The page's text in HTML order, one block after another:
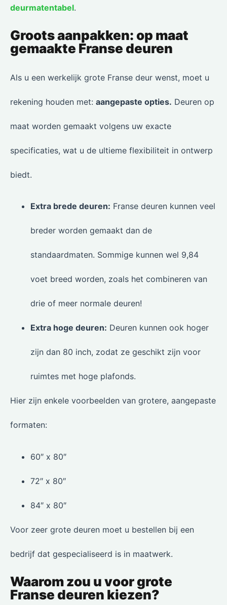
deurmatentabel.
Groots aanpakken: op maat
gemaakte Franse deuren
Als u een werkelijk grote Franse deur wenst, moet u
rekening houden met: aangepaste opties. Deuren op
maat worden gemaakt volgens uw exacte
specificaties, wat u de ultieme flexibiliteit in ontwerp
biedt.
Extra brede deuren: Franse deuren kunnen veel
breder worden gemaakt dan de
standaardmaten. Sommige kunnen wel 9,84
voet breed worden, zoals het combineren van
drie of meer normale deuren!
Extra hoge deuren: Deuren kunnen ook hoger
zijn dan 80 inch, zodat ze geschikt zijn voor
ruimtes met hoge plafonds.
Hier zijn enkele voorbeelden van grotere, aangepaste
formaten:
60″ x 80″
72″ x 80″
84″ x 80″
Voor zeer grote deuren moet u bestellen bij een
bedrijf dat gespecialiseerd is in maatwerk.
Waarom zou u voor grote
Franse deuren kiezen?